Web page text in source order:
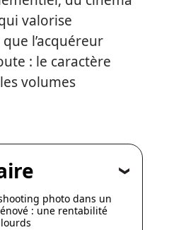
valorise
l’acquéreur
: le caractère
volumes
photo dans un
: une rentabilité